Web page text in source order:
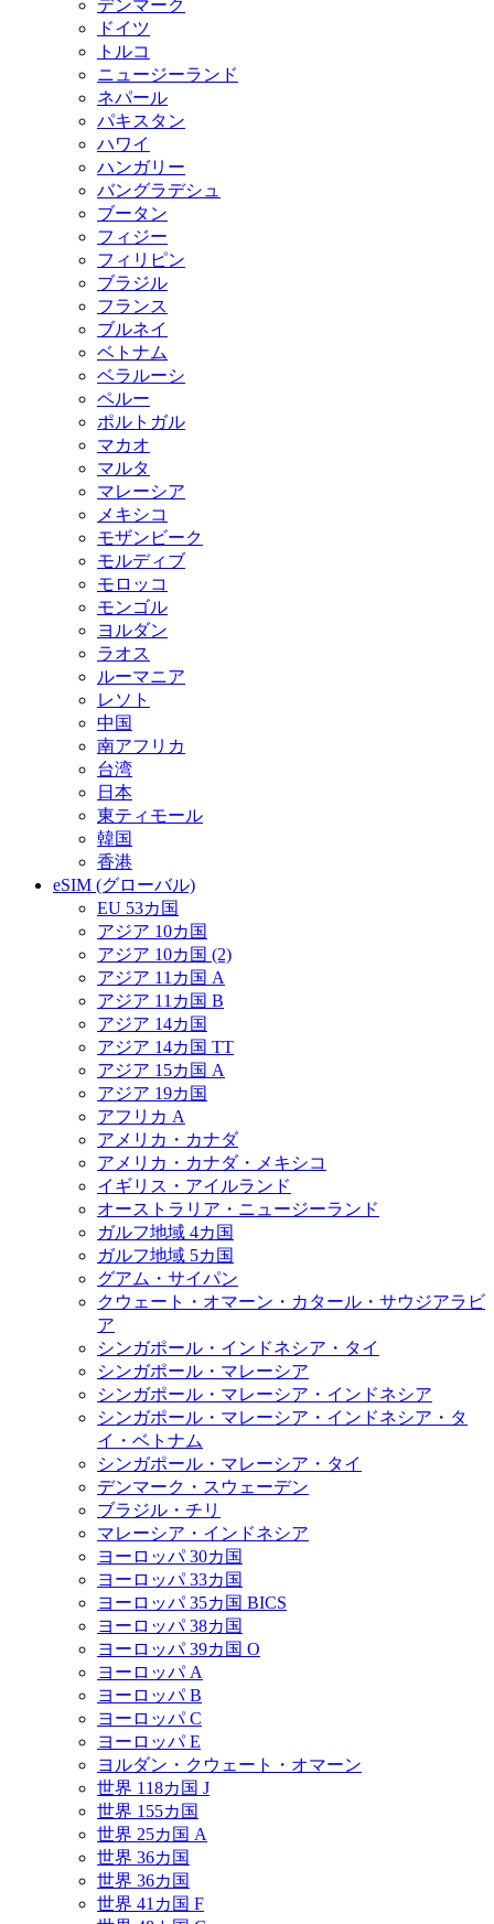
デンマーク
ドイツ
トルコ
ニュージーランド
ネパール
パキスタン
ハワイ
ハンガリー
バングラデシュ
ブータン
フィジー
フィリピン
ブラジル
フランス
ブルネイ
ベトナム
ベラルーシ
ペルー
ポルトガル
マカオ
マルタ
マレーシア
メキシコ
モザンビーク
モルディブ
モロッコ
モンゴル
ヨルダン
ラオス
ルーマニア
レソト
中国
南アフリカ
台湾
日本
東ティモール
韓国
香港
eSIM (グローバル)
EU 53カ国
アジア 10カ国
アジア 10カ国 (2)
アジア 11カ国 A
アジア 11カ国 B
アジア 14カ国
アジア 14カ国 TT
アジア 15カ国 A
アジア 19カ国
アフリカ A
アメリカ・カナダ
アメリカ・カナダ・メキシコ
イギリス・アイルランド
オーストラリア・ニュージーランド
ガルフ地域 4カ国
ガルフ地域 5カ国
グアム・サイパン
クウェート・オマーン・カタール・サウジアラビ
ア
シンガポール・インドネシア・タイ
シンガポール・マレーシア
シンガポール・マレーシア・インドネシア
シンガポール・マレーシア・インドネシア・タ
イ・ベトナム
シンガポール・マレーシア・タイ
デンマーク・スウェーデン
ブラジル・チリ
マレーシア・インドネシア
ヨーロッパ 30カ国
ヨーロッパ 33カ国
ヨーロッパ 35カ国 BICS
ヨーロッパ 38カ国
ヨーロッパ 39カ国 O
ヨーロッパ A
ヨーロッパ B
ヨーロッパ C
ヨーロッパ E
ヨルダン・クウェート・オマーン
世界 118カ国 J
世界 155カ国
世界 25カ国 A
世界 36カ国
世界 36カ国
世界 41カ国 F